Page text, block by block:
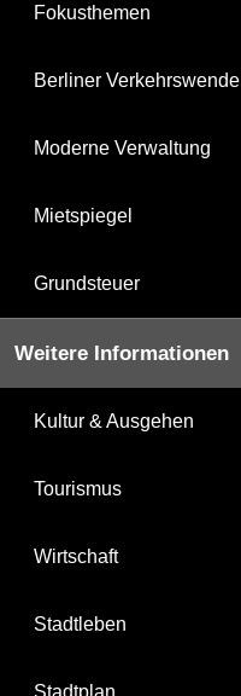
Fokusthemen
Berliner Verkehrswende
Moderne Verwaltung
Mietspiegel
Grundsteuer
Weitere Informationen
Kultur & Ausgehen
Tourismus
Wirtschaft
Stadtleben
Stadtplan